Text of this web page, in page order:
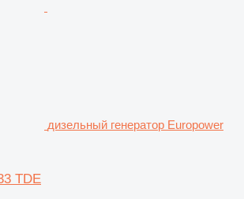
дизельный генератор Europower
TDE